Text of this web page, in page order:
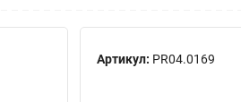
Артикул: PR04.0169